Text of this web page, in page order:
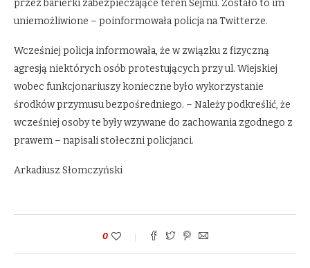
przez barierki zabezpieczające teren Sejmu. Zostało to im
uniemożliwione – poinformowała policja na Twitterze.
Wcześniej policja informowała, że w związku z fizyczną
agresją niektórych osób protestujących przy ul. Wiejskiej
wobec funkcjonariuszy konieczne było wykorzystanie
środków przymusu bezpośredniego. – Należy podkreślić, że
wcześniej osoby te były wzywane do zachowania zgodnego z
prawem – napisali stołeczni policjanci.
Arkadiusz Słomczyński
0